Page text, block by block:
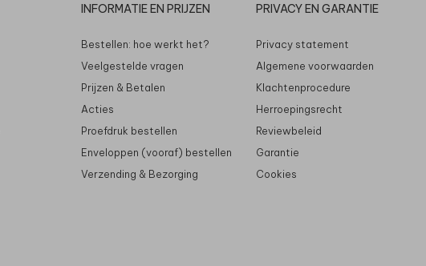
INFORMATIE EN PRIJZEN
Bestellen: hoe werkt het?
Veelgestelde vragen
Prijzen & Betalen
Acties
Proefdruk bestellen
Enveloppen (vooraf) bestellen
Verzending & Bezorging
PRIVACY EN GARANTIE
Privacy statement
Algemene voorwaarden
Klachtenprocedure
Herroepingsrecht
Reviewbeleid
Garantie
Cookies